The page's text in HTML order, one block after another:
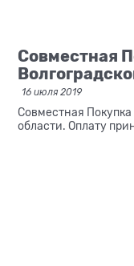
Совместная
16 июля 2019
Совместная Покупка
области. Оплату